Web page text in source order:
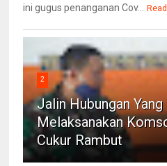
ini gugus penanganan Cov...
2
Jalin Hubungan
Melaksanakan
Cukur Rambut